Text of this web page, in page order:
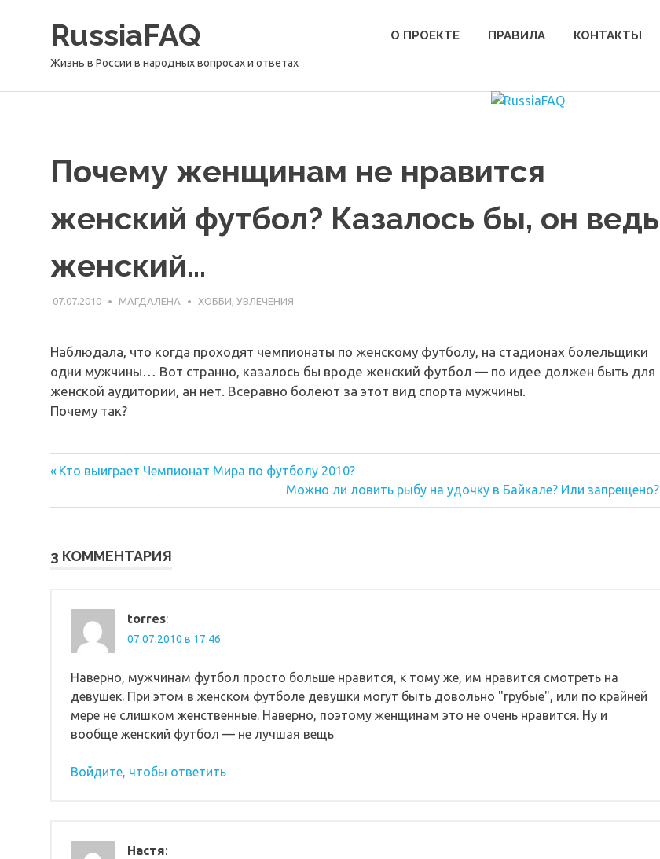
содержимомуRussiaFAQ
Жизнь в России в народных вопросах и ответах
О ПРОЕКТЕ ПРАВИЛА КОНТАКТЫ
Почему женщинам не нравится
женский футбол? Казалось бы, он ведь
женский…
07.07.2010 МАГДАЛЕНА ХОББИ, УВЛЕЧЕНИЯ
Наблюдала, что когда проходят чемпионаты по женскому футболу, на стадионах болельщики
одни мужчины… Вот странно, казалось бы вроде женский футбол — по идее должен быть для
женской аудитории, ан нет. Всеравно болеют за этот вид спорта мужчины.
Почему так?
Навигация
по
Предыдущая
Кто выиграет Чемпионат Мира по футболу 2010?
Следующая
запись:
Можно ли ловить рыбу на удочку в Байкале? Или запрещено?
3 КОММЕНТАРИЯ
torres:
07.07.2010 в 17:46
Наверно, мужчинам футбол просто больше нравится, к тому же, им нравится смотреть на
девушек. При этом в женском футболе девушки могут быть довольно "грубые", или по крайней
мере не слишком женственные. Наверно, поэтому женщинам это не очень нравится. Ну и
вообще женский футбол — не лучшая вещь
Войдите, чтобы ответить
Настя: